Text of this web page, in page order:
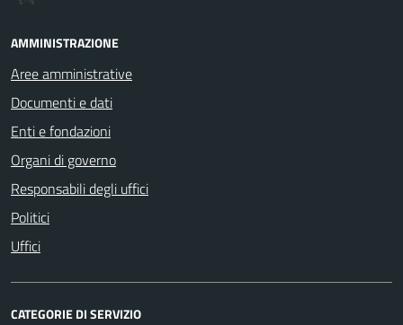
AMMINISTRAZIONE
Aree amministrative
Documenti e dati
Enti e fondazioni
Organi di governo
Responsabili degli uffici
Politici
Uffici
CATEGORIE DI SERVIZIO